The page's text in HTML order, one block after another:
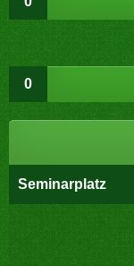
0
Seminarplatz